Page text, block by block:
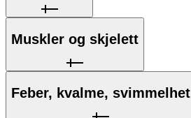
Muskler og skjelett
Feber, kvalme, svimmelhet